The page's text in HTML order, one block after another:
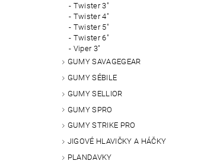
Twister 3"
Twister 4"
Twister 5"
Twister 6"
Viper 3"
GUMY SAVAGEGEAR
GUMY SÉBILE
GUMY SELLIOR
GUMY SPRO
GUMY STRIKE PRO
JIGOVÉ HLAVIČKY A HÁČKY
PLANDAVKY